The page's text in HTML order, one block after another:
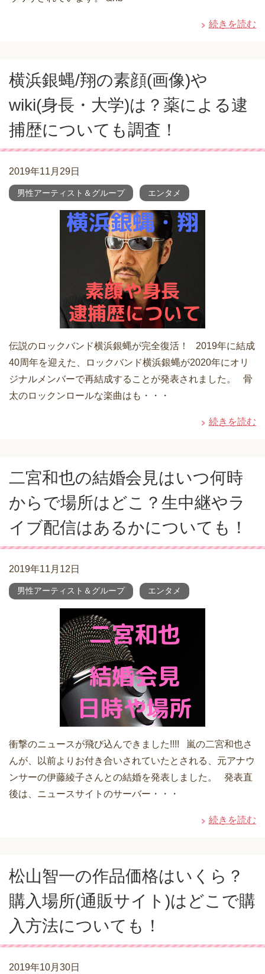
続きを読む
横浜銀蝿/翔の素顔(画像)や
wiki(身長・大学)は？薬による逮
捕歴についても調査！
2019年11月29日
男性アーティスト＆グループ エンタメ
伝説のロックバンド横浜銀蝿が完全復活！ 2019年に結成
40周年を迎えた、ロックバンド横浜銀蝿が2020年にオリ
ジナルメンバーで再結成することが発表されました。 骨
太のロックンロールな楽曲はも・・・
続きを読む
二宮和也の結婚会見はいつ何時
からで場所はどこ？生中継やラ
イブ配信はあるかについても！
2019年11月12日
男性アーティスト＆グループ エンタメ
衝撃のニュースが飛び込んできました!!!! 嵐の二宮和也さ
んが、以前よりお付き合いされていたとされる、元アナウ
ンサーの伊藤綾子さんとの結婚を発表しました。 発表直
後は、ニュースサイトのサーバー・・・
続きを読む
松山智一の作品価格はいくら？
購入場所(通販サイト)はどこで購
入方法についても！
2019年10月30日